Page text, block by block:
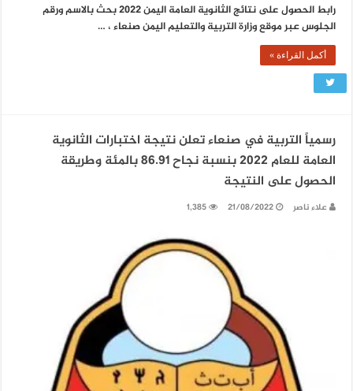
رابط الحصول على نتائج الثانوية العامة اليمن 2022 بحث بالاسم ورقم
الجلوس عبر موقع وزارة التربية والتعليم اليمن صنعاء ، …
أكمل القراءة »
رسمياً التربية في صنعاء تعلن نتيجة اختبارات الثانوية
العامة للعام 2022 بنسبة نجاح 86.91 بالمئة وطريقة
الحصول على النتيجة
علاء ناصر 21/08/2022
1,385